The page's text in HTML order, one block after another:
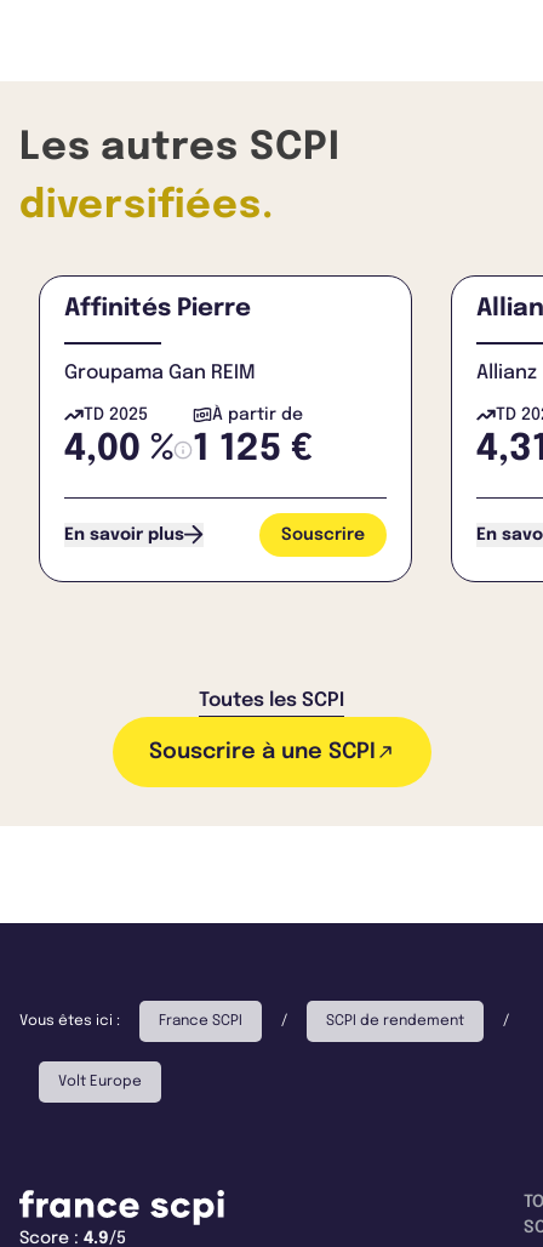
Les autres SCPI
diversifiées.
Affinités Pierre
Groupama Gan REIM
TD 2025
4,00 %
À partir de
1 125 €
En savoir plus Souscrire
Allianz
TD
En
Toutes les SCPI
Souscrire à une SCPI
Vous êtes ici : France SCPI / SCPI de rendement /
Volt Europe
Score : 4.9/5